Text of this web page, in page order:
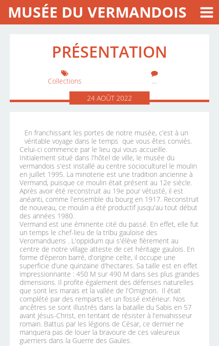
MUSÉE DU VERMANDOIS
PRÉSENTATION
Collections
…
24 AOÛT2022
En franchissant les portes de notre musée, c’est à un
véritable voyage dans le temps que vous êtes conviés.
Celui-ci commence par le lieu qui vous accueille.
Initialement situé dans l'hôtel de ville, le musée du
vermandois s'est installé au centre socioculturel le moulin
en juillet 1995. La minoterie est une tradition ancienne à
Vermand, puisque ce moulin était présent au 12e siècle.
Après avoir été reconstruit au 19e pour vétusté, il est
anéanti, comme l'ensemble du bourg en 1917. Reconstruit
de nouveau, ce moulin a été productif jusqu'au tout début
des années 1980.
Vermand est une éminente cité du passé. En effet, elle fut
un temps le chef-lieu de la tribu gauloise des
Veromanduens . L'oppidum qui s'élève fièrement au
centre de notre village atteste de cet héritage gaulois. En
forme d’éperon barré, d'origine celte, il occupe une
superficie d’une quinzaine d'hectares. Sa taille est en effet
impressionnante : 450 M sur 490 M dans ses plus grandes
dimensions. Il profite également des défenses naturelles
que sont les marais et la vallée de l'Omignon. Il était
complété par des remparts et un fossé extérieur. Nos
ancêtres se sont illustrés dans la bataille du Sabis en 57
avant Jésus-Christ, en tentant de résister à l'envahisseur
romain. Battus par les légions de César, ce dernier ne
manquera pas de louer la bravoure de ces valeureux
guerriers dans la Guerre des Gaules.